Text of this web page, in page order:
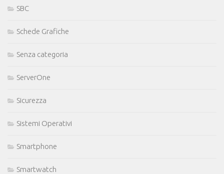
SBC
Schede Grafiche
Senza categoria
ServerOne
Sicurezza
Sistemi Operativi
Smartphone
Smartwatch